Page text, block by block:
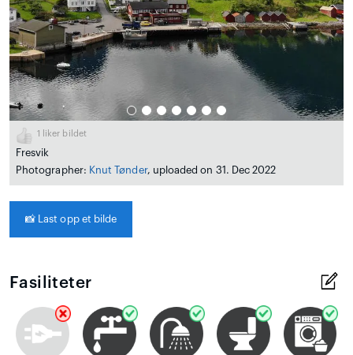
1 liker bildet
Fresvik
Photographer: Knut Tønder, uploaded on 31. Dec 2022
📸 Last opp et bilde
Fasiliteter